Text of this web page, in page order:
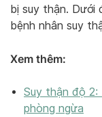
bị suy thận. Dưới
bệnh nhân suy
Xem thêm:
Suy thận độ 2:
phòng ngừa